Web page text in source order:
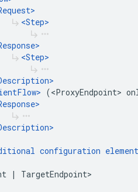
subdirectory_arrow_right <Step>
subdirectory_arrow_right more_horiz
subdirectory_arrow_right <Step>
subdirectory_arrow_right more_horiz
(<ProxyEndpoint>
subdirectory_arrow_right more_horiz
configuration
| TargetEndpoint>